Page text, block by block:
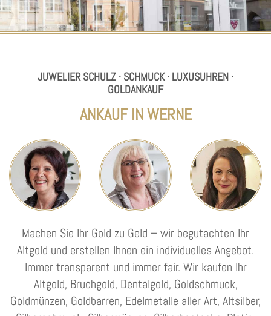
JUWELIER SCHULZ · SCHMUCK · LUXUSUHREN ·
GOLDANKAUF
ANKAUF IN WERNE
Machen Sie Ihr Gold zu Geld – wir begutachten Ihr
Altgold und erstellen Ihnen ein individuelles Angebot.
Immer transparent und immer fair. Wir kaufen Ihr
Altgold, Bruchgold, Dentalgold, Goldschmuck,
Goldmünzen, Goldbarren, Edelmetalle aller Art, Altsilber,